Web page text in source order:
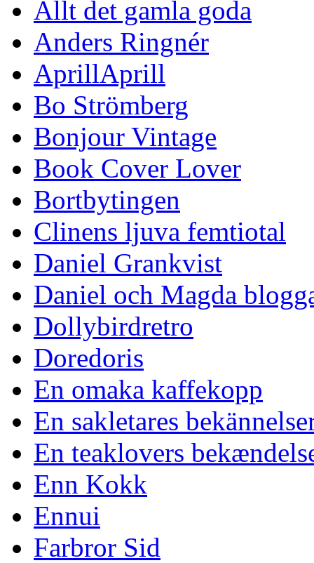
Allt det gamla goda
Anders Ringnér
AprillAprill
Bo Strömberg
Bonjour Vintage
Book Cover Lover
Bortbytingen
Clinens ljuva femtiotal
Daniel Grankvist
Daniel och Magda
Dollybirdretro
Doredoris
En omaka kaffekopp
En sakletares
En teaklovers
Enn Kokk
Ennui
Farbror Sid